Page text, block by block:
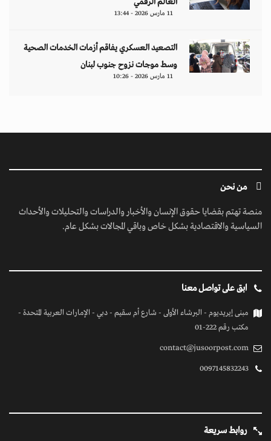
11 مارس 2026 - 13:44
التصعيد العسكري يفاقم أزمات الخدمات الصحية
وسط موجات نزوح جنوب لبنان
11 مارس 2026 - 10:26
من نحن
منصة تهتم بقضايا حقوق الإنسان والأخبار والدراسات والتحليلات والأحداث
السياسية والاقتصادية بشكل خاص وباقي المجالات بشكل عام.
ابق على تواصل معنا
مبنى إيريديوم - البرشاء الأولى - شارع أم سقيم - دبي - الإمارات العربية المتحدة -
مكتب رقم 222-01
contact@jusoorpost.com
0097145832243
روابط سريعة